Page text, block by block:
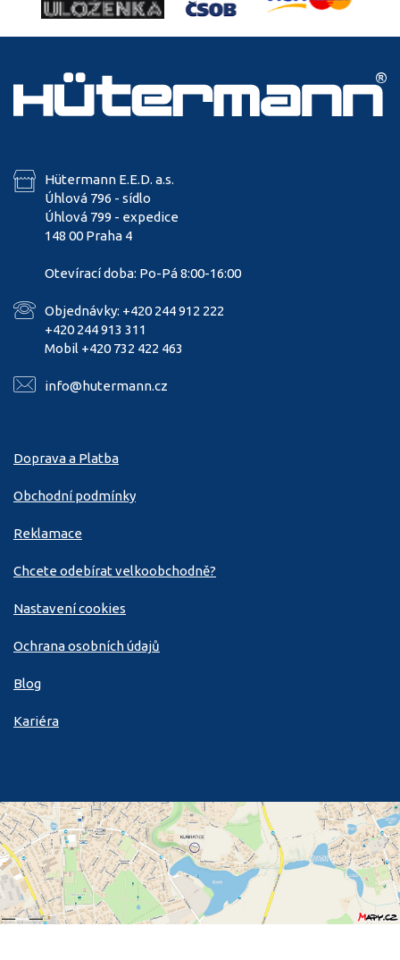
Hütermann E.E.D. a.s.
Úhlová 796 - sídlo
Úhlová 799 - expedice
148 00 Praha 4
Otevírací doba: Po-Pá 8:00-16:00
Objednávky: +420 244 912 222
+420 244 913 311
Mobil +420 732 422 463
info@hutermann.cz
Doprava a Platba
Obchodní podmínky
Reklamace
Chcete odebírat velkoobchodně?
Nastavení cookies
Ochrana osobních údajů
Blog
Kariéra